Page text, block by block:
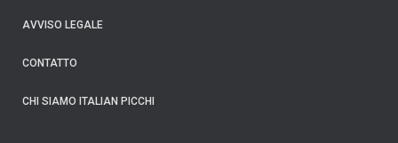
AVVISO LEGALE
CONTATTO
CHI SIAMO ITALIAN PICCHI